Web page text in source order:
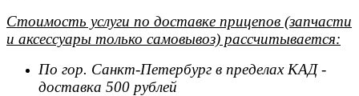
Стоимость услуги по доставке прицепов (запчасти
и аксессуары только самовывоз) рассчитывается:
По гор. Санкт-Петербург в пределах КАД -
доставка 500 рублей